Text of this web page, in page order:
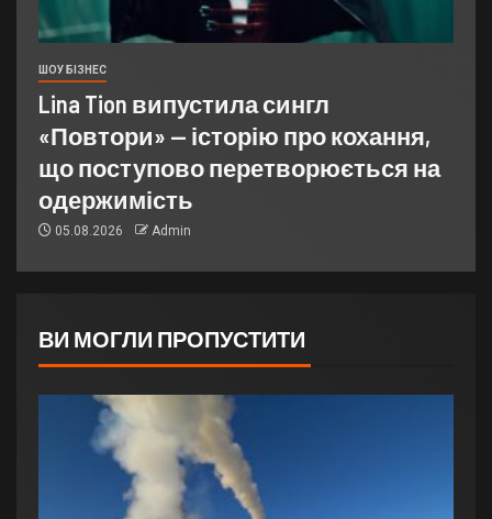
ШОУ БІЗНЕС
Lina Tion випустила сингл
«Повтори» — історію про кохання,
що поступово перетворюється на
одержимість
05.08.2026 Admin
ВИ МОГЛИ ПРОПУСТИТИ